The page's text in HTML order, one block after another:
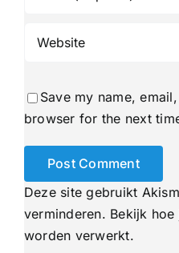
Save my name,
browser for the next
Deze site gebruikt
verminderen. Bekijk
worden verwerkt.